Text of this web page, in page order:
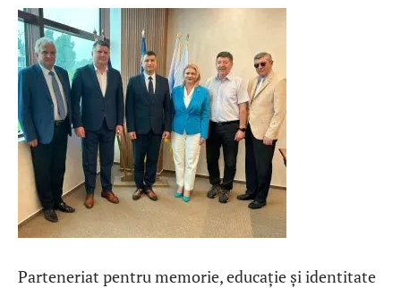
Parteneriat pentru memorie, educație și identitate